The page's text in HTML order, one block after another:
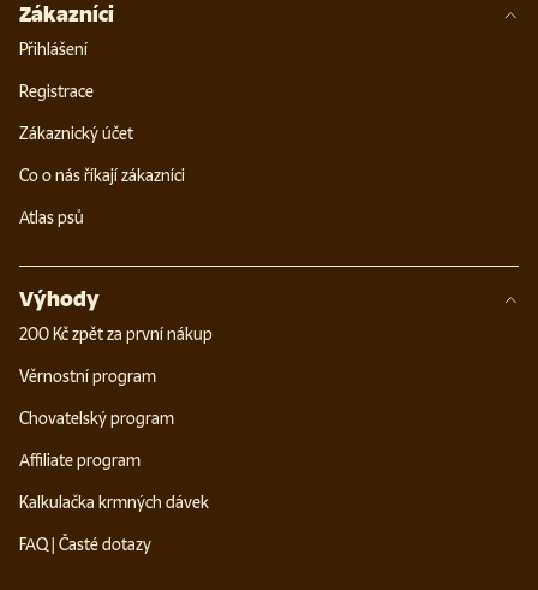
Zákazníci
Přihlášení
Registrace
Zákaznický účet
Co o nás říkají zákazníci
Atlas psů
Výhody
200 Kč zpět za první nákup
Věrnostní program
Chovatelský program
Affiliate program
Kalkulačka krmných dávek
FAQ | Časté dotazy